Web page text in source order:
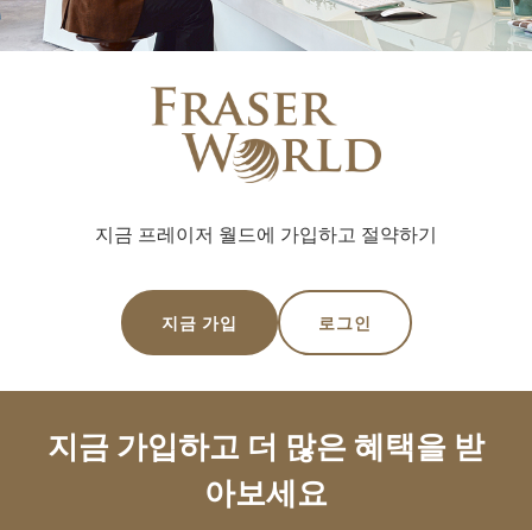
지금 프레이저 월드에 가입하고 절약하기
지금 가입 로그인
지금 가입하고 더 많은 혜택을 받
아보세요